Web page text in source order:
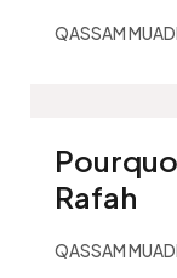
QASSAM
Rafah
QASSAM